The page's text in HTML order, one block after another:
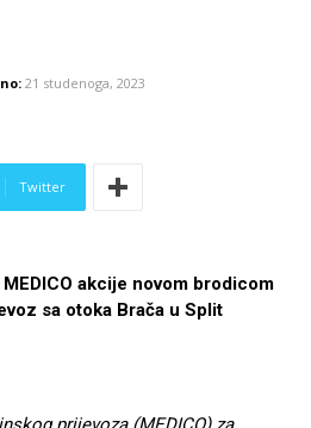
21 studenoga, 2023
Twitter
akcije novom brodicom
sa otoka Brača u Split